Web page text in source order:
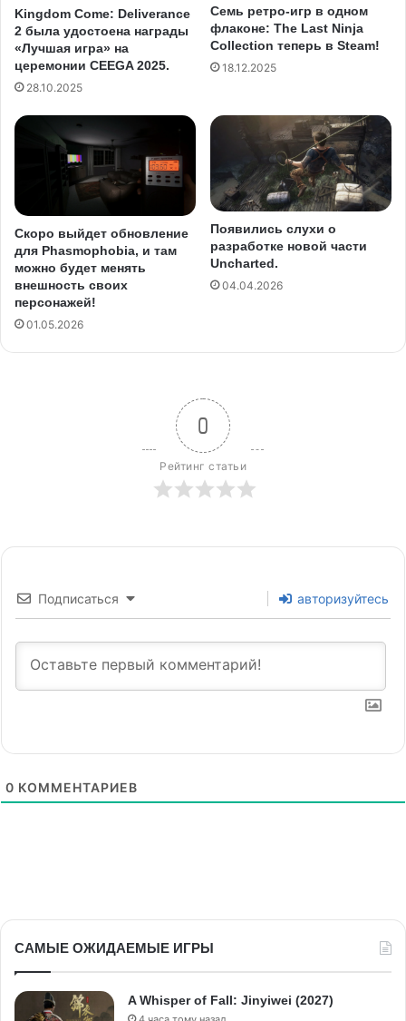
Kingdom Come: Deliverance
2 была удостоена награды
«Лучшая игра» на
церемонии CEEGA 2025.
28.10.2025
Семь ретро-игр в одном
флаконе: The Last Ninja
Collection теперь в Steam!
18.12.2025
Скоро выйдет обновление
для Phasmophobia, и там
можно будет менять
внешность своих
персонажей!
01.05.2026
Появились слухи о
разработке новой части
Uncharted.
04.04.2026
0
Рейтинг статьи
Подписаться авторизуйтесь
0 КОММЕНТАРИЕВ
САМЫЕ ОЖИДАЕМЫЕ ИГРЫ
A Whisper of Fall: Jinyiwei (2027)